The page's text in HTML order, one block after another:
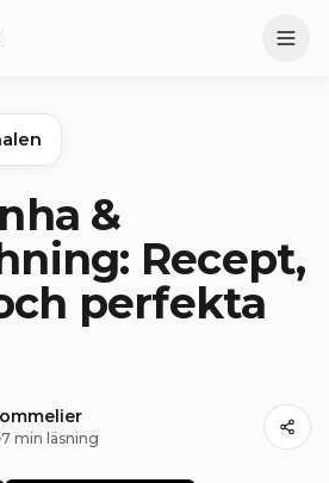
&
Recept,
perfekta
7 min läsning